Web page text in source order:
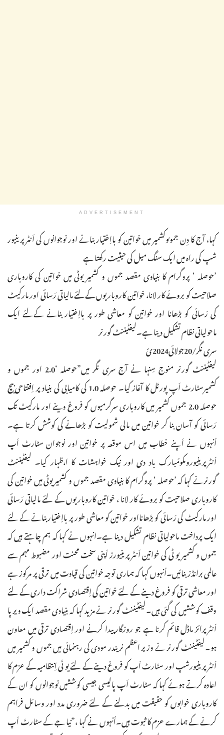
ADVERTISEMENT
کہا، آج کا دِن جموںوکشمیر میں خواتین کو بااِختیار بنانے اور نوجوانوں کی اَنٹرپرینیور
شپ کی راہ میں ایک سنگ میل کی حیثیت رکھتا ہے
’حوصلہ ‘ پروگرام کا بنیادی مقصد جموں و کشمیر یوٹی میں خواتین کی کاروباری
صلاحیت کو بروئے کار لانا، خواتین کاروباریوں کےلئے مالیاتی رَسائی اور مارکیٹ
کی رَسائی کو بڑھانا اور خواتین کو معاشی طور پر بااِختیار بنانے کےلئے ایک
ماحولیاتی نظام تشکیل دینا ہے۔لیفٹیننٹ گورنر
سری نگر/20جولائی2024ئ
لیفٹیننٹ گورنر منوج سِنہا نے آج سری نگر میں”حوصلہ ‘2.0 اور جموں و
کشمیرسٹارٹ اَپ پورٹل کا آغاز کیا۔ حوصلہ 1.0 کی کامیابی کی بنیاد پر اِفتتاحی بیچ
حوصلہ 2.0 جموں کشمیر میں کاروباری سرگرمیوں کو فروغ دینے اور مارکیٹ تک
رَسائی کو آسان بنا کر خواتین میں مالی شمولیت کو بڑھانے کی کوشش کرتا ہے۔
اُنہوں نے اَپنے خطاب میں اس موقعہ پر خواتین اور نوجوان سٹارٹ اَپ
اَنٹرپرینیوروںکومُبارک باد دی اور نیک خواہشات کا ا،ظہار کیا۔ لیفٹیننٹ
گورنرنے کہا کہ ’حوصلہ ‘ پروگرام کا بنیادی مقصد جموں و کشمیریوٹی میں خواتین کی
کاروباری صلاحیت کو بروئے کار لانا ، خواتین کاروباریوں کے لئے مالیاتی رَسائی
اور مارکیٹ کی رَسائی کو بڑھانااور خواتین کو معاشی طور پر بااِختیار بنانے کے لئے
ایک پرداخت ماحولیاتی نظام تشکیل دینا ہے۔انہوں نے کہا کہ ہم چاہتے ہیں کہ
جموں و کشمیر یو ٹی کی خواتین اَنٹرپرینیورز اَپنی سخت محنت اور مضبوط مہم سے
عالمی برانڈز بنائیں۔اُنہوں کہا کہ ہماری توجہ خواتین کی قیادت میں ترقی پر مرکوز ہے
اور معاشی ترقی کو فروغ دینے کے لئے خواتین کی اِقتصادی شراکت داری کے لئے
وقف کوششیں کی گئی ہیں۔لیفٹیننٹ گورنر نے مزید کہا کہ بنیادی مقصد ایک دیرپا
اَنٹرپرائز ماڈل قائم کرنا ہے جو روزگار پیدا کرنے اور اِقتصادی ترقی میں معاون
ہو۔لیفٹیننٹ گورنر نے وزیر اعظم نریندر مودی کی رہنمائی میں جموں و کشمیر میں
اَنٹرپرینیورشپ اور سٹارٹ اَپ کو فروغ دینے کے لئے یو ٹی اِنتظامیہ کے عزم کا
اعادہ کرتے ہوئے کہا کہ سٹارٹ اَپ پالیسی جیسی کوششیں نوجوانوں کو ان کے
کاروباری خوابوں کو حقیقت میں بدلنے کے لئے ضروری مدد اور وسائل فراہم
کرنے کے ہمارے عزم کا ثبوت ہیں۔اُنہوں نے کہا ،”نیا جے کے سٹارٹ اَپ